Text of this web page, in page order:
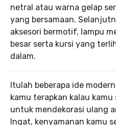
netral atau warna gelap
yang bersamaan.
aksesori bermotif, lampu
besar serta kursi yang
dalam.
Itulah beberapa ide
kamu terapkan kalau
untuk mendekorasi ulang
Ingat, kenyamanan kamu